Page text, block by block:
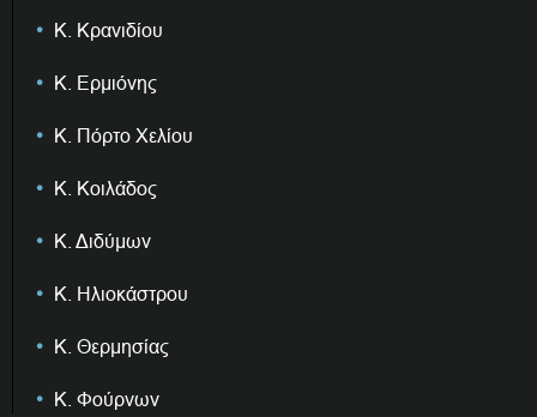
Κ. Κρανιδίου
Κ. Ερμιόνης
Κ. Πόρτο Χελίου
Κ. Κοιλάδος
Κ. Διδύμων
Κ. Ηλιοκάστρου
Κ. Θερμησίας
Κ. Φούρνων